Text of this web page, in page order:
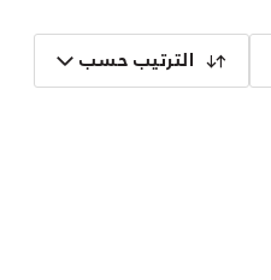
الترتيب حسب